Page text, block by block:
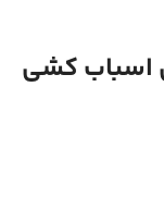
اسباب کشی